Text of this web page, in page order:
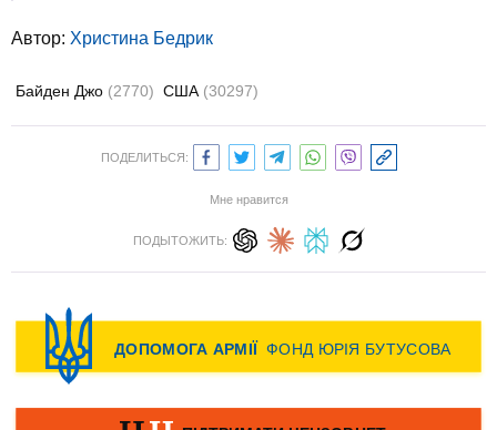
Автор: Христина Бедрик
Байден Джо (2770) США (30297)
ПОДЕЛИТЬСЯ:
Мне нравится
ПОДЫТОЖИТЬ: